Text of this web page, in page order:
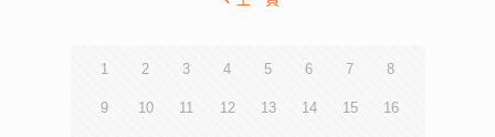
1 2 3 4 5 6 7 8
9 10 11 12 13 14 15 16